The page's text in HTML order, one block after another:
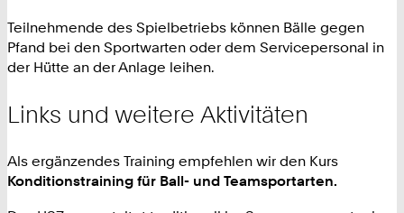
Teilnehmende des Spielbetriebs können Bälle gegen
Pfand bei den Sportwarten oder dem Servicepersonal in
der Hütte an der Anlage leihen.
Links und weitere Aktivitäten
Als ergänzendes Training empfehlen wir den Kurs
Konditionstraining für Ball- und Teamsportarten.